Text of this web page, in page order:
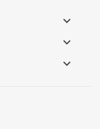


